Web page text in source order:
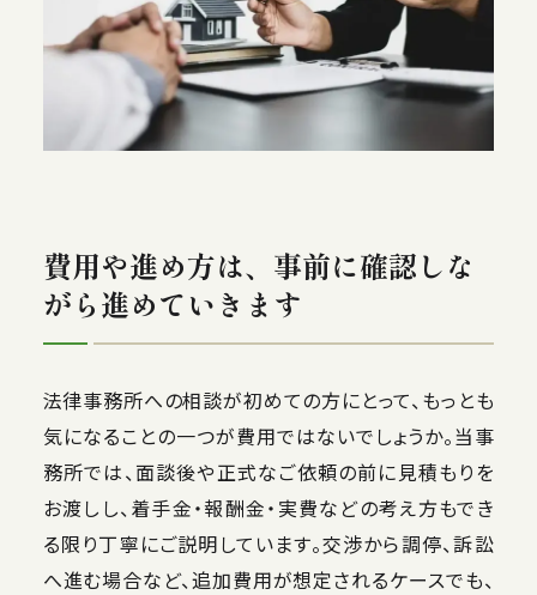
費用や進め方は、事前に確認しな
がら進めていきます
法律事務所への相談が初めての方にとって、もっとも
気になることの一つが費用ではないでしょうか。当事
務所では、面談後や正式なご依頼の前に見積もりを
お渡しし、着手金・報酬金・実費などの考え方もでき
る限り丁寧にご説明しています。交渉から調停、訴訟
へ進む場合など、追加費用が想定されるケースでも、